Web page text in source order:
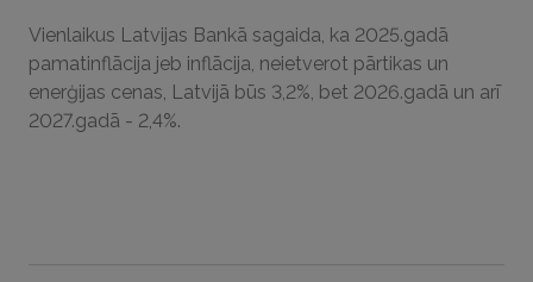
Vienlaikus Latvijas Bankā sagaida, ka 2025.gadā
pamatinflācija jeb inflācija, neietverot pārtikas un
enerģijas cenas, Latvijā būs 3,2%, bet 2026.gadā un arī
2027.gadā - 2,4%.